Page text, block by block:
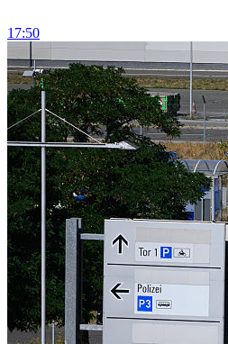
17:50